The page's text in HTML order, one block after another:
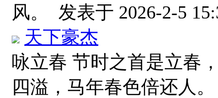
风。 发表于 2026-2-5
天下豪杰
咏立春 节时之首是立春
四溢，马年春色倍还人